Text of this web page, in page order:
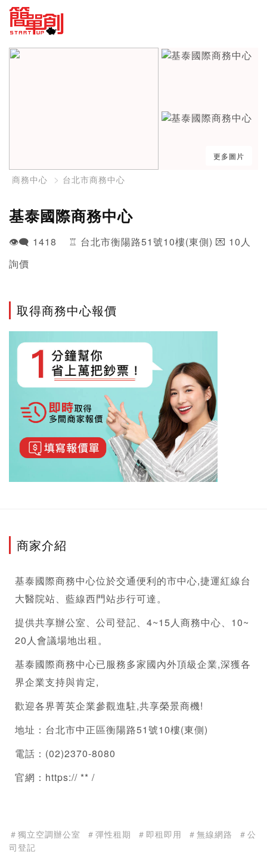
更多圖片
商務中心 台北市商務中心
基泰國際商務中心
👁️‍🗨️ 1418 ♖ 台北市衡陽路51號10樓(東側) 💌 10人
詢價
取得商務中心報價
商家介紹
基泰國際商務中心位於交通便利的市中心,捷運紅線台
大醫院站、藍線西門站步行可達。
提供共享辦公室 公司登記 、4~15人 商務中心 、10~
20人會議場地出租。
基泰國際商務中心已服務多家國內外頂級企業,深獲各
界企業支持與肯定,
歡迎各界菁英企業參觀進駐,共享榮景商機!
地址：台北市中正區衡陽路51號10樓(東側)
電話：(02)2370-8080
官網：https:// ** /
＃獨立空調辦公室 ＃彈性租期 ＃即租即用 ＃無線網路
＃公
司登記